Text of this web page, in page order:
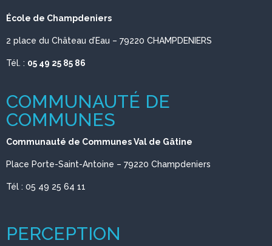
École de Champdeniers
2 place du Château d’Eau – 79220 CHAMPDENIERS
Tél. : 05 49 25 85 86
COMMUNAUTÉ DE
COMMUNES
Communauté de Communes Val de Gâtine
Place Porte-Saint-Antoine – 79220 Champdeniers
Tél : 05 49 25 64 11
PERCEPTION